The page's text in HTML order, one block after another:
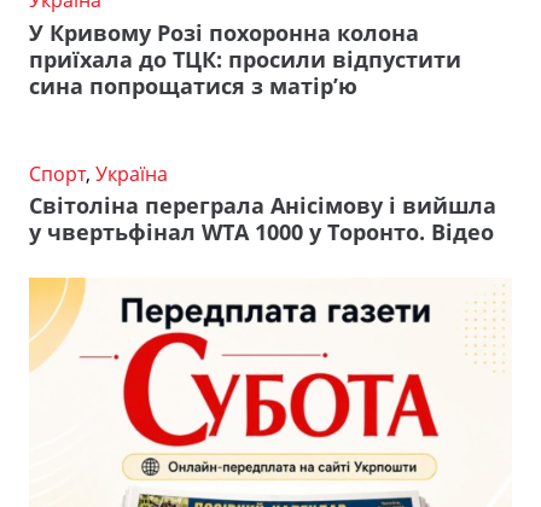
У Кривому Розі похоронна колона
приїхала до ТЦК: просили відпустити
сина попрощатися з матір’ю
Спорт, Україна
Світоліна переграла Анісімову і вийшла
у чвертьфінал WTA 1000 у Торонто. Відео